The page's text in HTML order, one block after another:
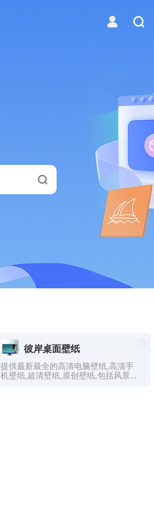
彼岸桌面壁纸
提供最新最全的高清电脑壁纸,高清手
机壁纸,超清壁纸,原创壁纸,包括风景、